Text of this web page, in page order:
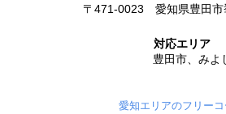
〒471-0023 愛知県豊田
対応エリア
豊田市、みよ
愛知エリアのフリー